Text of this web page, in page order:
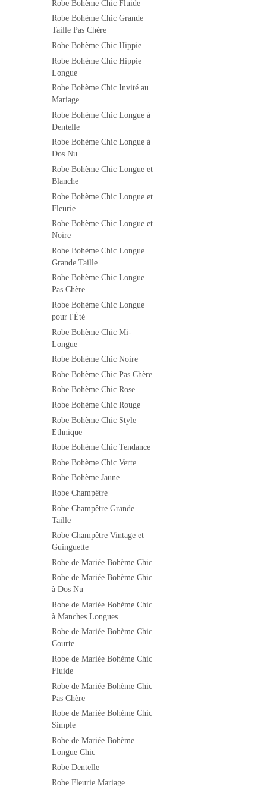
Robe Bohème Chic Fluide
Robe Bohème Chic Grande
Taille Pas Chère
Robe Bohème Chic Hippie
Robe Bohème Chic Hippie
Longue
Robe Bohème Chic Invité au
Mariage
Robe Bohème Chic Longue à
Dentelle
Robe Bohème Chic Longue à
Dos Nu
Robe Bohème Chic Longue et
Blanche
Robe Bohème Chic Longue et
Fleurie
Robe Bohème Chic Longue et
Noire
Robe Bohème Chic Longue
Grande Taille
Robe Bohème Chic Longue
Pas Chère
Robe Bohème Chic Longue
pour l'Été
Robe Bohème Chic Mi-
Longue
Robe Bohème Chic Noire
Robe Bohème Chic Pas Chère
Robe Bohème Chic Rose
Robe Bohème Chic Rouge
Robe Bohème Chic Style
Ethnique
Robe Bohème Chic Tendance
Robe Bohème Chic Verte
Robe Bohème Jaune
Robe Champêtre
Robe Champêtre Grande
Taille
Robe Champêtre Vintage et
Guinguette
Robe de Mariée Bohème Chic
Robe de Mariée Bohème Chic
à Dos Nu
Robe de Mariée Bohème Chic
à Manches Longues
Robe de Mariée Bohème Chic
Courte
Robe de Mariée Bohème Chic
Fluide
Robe de Mariée Bohème Chic
Pas Chère
Robe de Mariée Bohème Chic
Simple
Robe de Mariée Bohème
Longue Chic
Robe Dentelle
Robe Fleurie Mariage